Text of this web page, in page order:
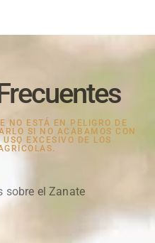
NO ESTÁ EN PELIGRO DE
SI NO ACABAMOS CON
EXCESIVO DE LOS
sobre el Zanate